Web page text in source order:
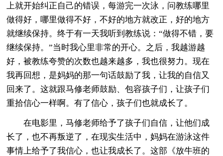
上就开始纠正自己的错误，每游完一次泳，问教练哪里
做得好，哪里做得不好，不好的地方就改正，好的地方
就继续保持。终于有一天我听到教练说：“做得不错，要
继续保持。”当时我心里非常的开心。之后，我越游越
好，被教练夸赞的次数也越来越多，我也很努力。现在
我再回想，是妈妈的那一句话鼓励了我，让我的自信又
回来了。这就跟马修老师鼓励、包容孩子们，让孩子们
重拾信心一样啊。有了信心，孩子们也就成长了。
在电影里，马修老师给予了孩子们自信，让他们成
长了，也不再叛逆了，在现实生活中，妈妈在游泳这件
事情上给予了我信心，也让我成长了。这部《放牛班的